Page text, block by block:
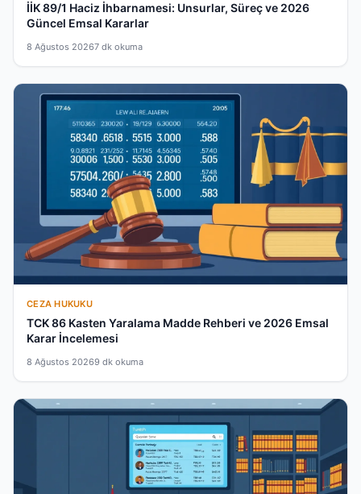
İİK 89/1 Haciz İhbarnamesi: Unsurlar, Süreç ve 2026
Güncel Emsal Kararlar
8 Ağustos 20267 dk okuma
CEZA HUKUKU
TCK 86 Kasten Yaralama Madde Rehberi ve 2026 Emsal
Karar İncelemesi
8 Ağustos 20269 dk okuma